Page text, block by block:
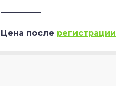
Цена после регистрации